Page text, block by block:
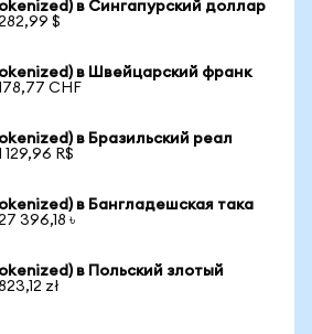
в Сингапурский доллар
$
в Швейцарский франк
CHF
в Бразильский реал
129,96 R$
в Бангладешская така
396,18 ৳
в Польский злотый
zł